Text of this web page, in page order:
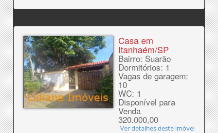
Casa em
Itanhaém/SP
Bairro: Suarão
Dormitórios: 1
Vagas de garagem:
10
WC: 1
Disponível para
Venda
320.000,00
Ver detalhes deste imóvel